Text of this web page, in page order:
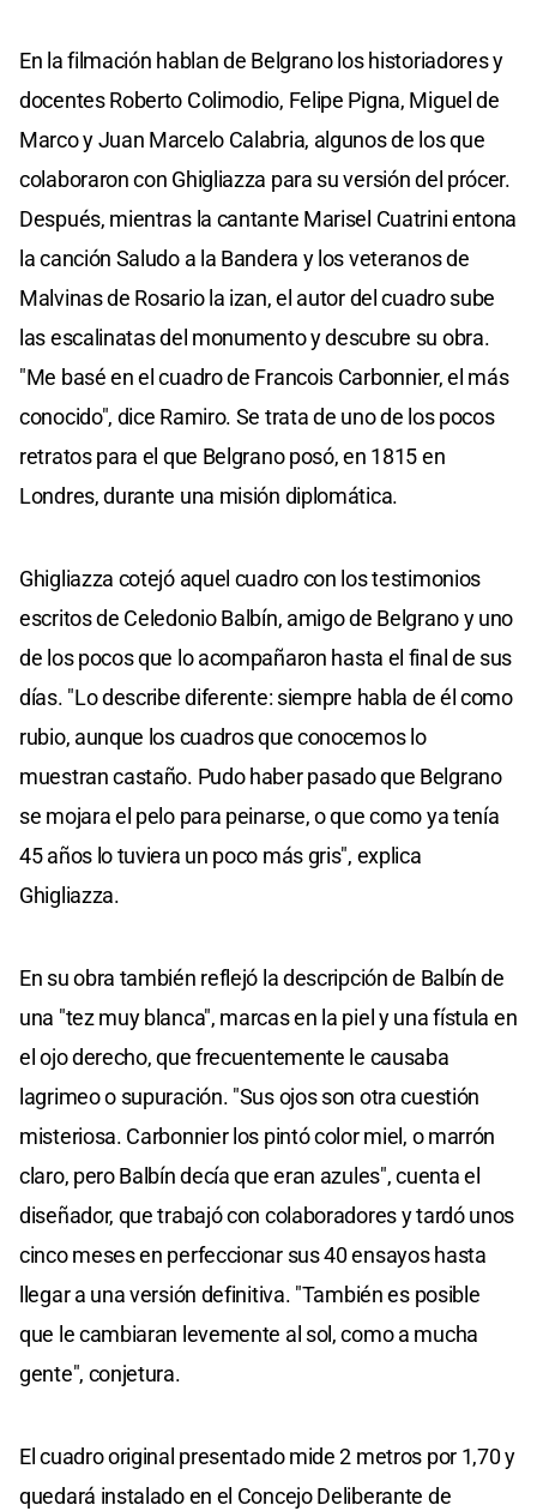
En la filmación hablan de Belgrano los historiadores y
docentes Roberto Colimodio, Felipe Pigna, Miguel de
Marco y Juan Marcelo Calabria, algunos de los que
colaboraron con Ghigliazza para su versión del prócer.
Después, mientras la cantante Marisel Cuatrini entona
la canción Saludo a la Bandera y los veteranos de
Malvinas de Rosario la izan, el autor del cuadro sube
las escalinatas del monumento y descubre su obra.
"Me basé en el cuadro de Francois Carbonnier, el más
conocido", dice Ramiro. Se trata de uno de los pocos
retratos para el que Belgrano posó, en 1815 en
Londres, durante una misión diplomática.
Ghigliazza cotejó aquel cuadro con los testimonios
escritos de Celedonio Balbín, amigo de Belgrano y uno
de los pocos que lo acompañaron hasta el final de sus
días. "Lo describe diferente: siempre habla de él como
rubio, aunque los cuadros que conocemos lo
muestran castaño. Pudo haber pasado que Belgrano
se mojara el pelo para peinarse, o que como ya tenía
45 años lo tuviera un poco más gris", explica
Ghigliazza.
En su obra también reflejó la descripción de Balbín de
una "tez muy blanca", marcas en la piel y una fístula en
el ojo derecho, que frecuentemente le causaba
lagrimeo o supuración. "Sus ojos son otra cuestión
misteriosa. Carbonnier los pintó color miel, o marrón
claro, pero Balbín decía que eran azules", cuenta el
diseñador, que trabajó con colaboradores y tardó unos
cinco meses en perfeccionar sus 40 ensayos hasta
llegar a una versión definitiva. "También es posible
que le cambiaran levemente al sol, como a mucha
gente", conjetura.
El cuadro original presentado mide 2 metros por 1,70 y
quedará instalado en el Concejo Deliberante de